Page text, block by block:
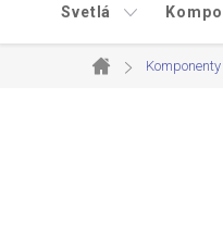
Svetlá
Domov